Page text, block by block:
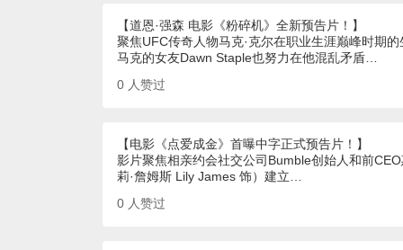
【道恩·强森 电影《粉碎机》全新预告片！】
聚焦UFC传奇人物马克·克尔在职业生涯巅峰时期
马克的女友Dawn Staple也努力在他混乱矛盾…
0 人赞过
【电影《点爱成金》首曝中字正式预告片！】
影片聚焦相亲约会社交公司Bumble创始人和前
莉·詹姆斯 Lily James 饰）建立…
0 人赞过